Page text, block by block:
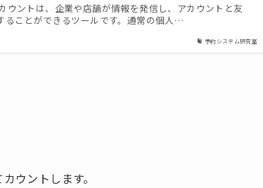
予約システム研究室
ウントは、企業や店舗が情報を発信し、アカウントと友
ることができるツールです。通常の個人…
ウントします。